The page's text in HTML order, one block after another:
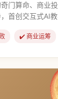
门算命、商业
首创交互式AI教
✔️ 商业运筹
【传